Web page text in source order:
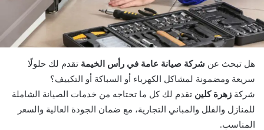
هل تبحث عن شركة صيانة عامة في رأس الخيمة تقدم لك حلولًا
سريعة ومضمونة لمشاكل الكهرباء أو السباكة أو التكييف؟
شركة زهرة كلين تقدم لك كل ما تحتاجه من خدمات الصيانة الشاملة
للمنازل والفلل والمباني التجارية، مع ضمان الجودة العالية والسعر
المناسب.